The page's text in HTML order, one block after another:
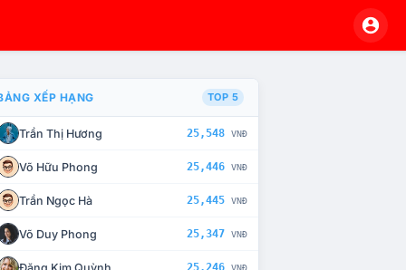
CHẾ TÀI XỬ LÝ VI PHẠM
XẾP HẠNG TOP 5
Trần Thị Hương 25,548 VNĐ
Võ Hữu Phong 25,446 VNĐ
Trần Ngọc Hà 25,445 VNĐ
Võ Duy Phong 25,347 VNĐ
Đặng Kim Quỳnh 25,246 VNĐ